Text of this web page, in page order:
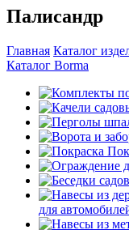
Палисандр
Главная Каталог
Каталог Borma
для